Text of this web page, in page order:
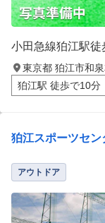
小田急線狛江駅徒
東京都 狛江市和
狛江駅 徒歩で10分
狛江スポーツセ
アウトドア